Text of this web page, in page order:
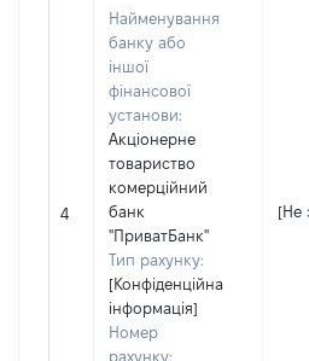
4
Найменування
банку або
іншої
фінансової
установи:
Акціонерне
товариство
комерційний
банк
"ПриватБанк"
Тип рахунку:
[Конфіденційна
інформація]
Номер
рахунку:
[Не